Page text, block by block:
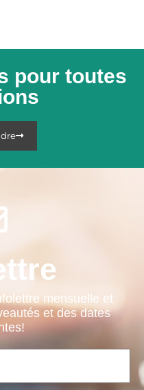
pour toutes
mensuelle et
et des dates